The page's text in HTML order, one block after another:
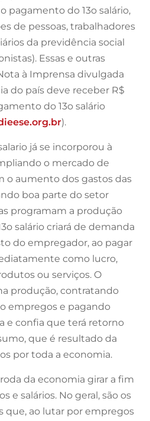
pagamento do 13o salário,
de pessoas, trabalhadores
da previdência social
Essas e outras
à Imprensa divulgada
do país deve receber R$
do 13o salário
).
já se incorporou à
o mercado de
o aumento dos gastos das
boa parte do setor
programam a produção
salário criará de demanda
do empregador, ao pagar
como lucro,
ou serviços. O
produção, contratando
empregos e pagando
e confia que terá retorno
que é resultado da
por toda a economia.
da economia girar a fim
e salários. No geral, são os
que, ao lutar por empregos